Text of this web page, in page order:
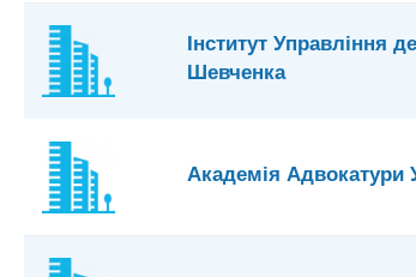
Інститут Управління
Шевченка
Академія Адвокатури